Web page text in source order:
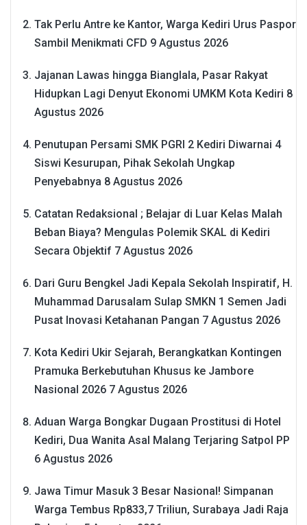
Tak Perlu Antre ke Kantor, Warga Kediri Urus Paspor
Sambil Menikmati CFD 9 Agustus 2026
Jajanan Lawas hingga Bianglala, Pasar Rakyat
Hidupkan Lagi Denyut Ekonomi UMKM Kota Kediri 8
Agustus 2026
Penutupan Persami SMK PGRI 2 Kediri Diwarnai 4
Siswi Kesurupan, Pihak Sekolah Ungkap
Penyebabnya 8 Agustus 2026
Catatan Redaksional ; Belajar di Luar Kelas Malah
Beban Biaya? Mengulas Polemik SKAL di Kediri
Secara Objektif 7 Agustus 2026
Dari Guru Bengkel Jadi Kepala Sekolah Inspiratif, H.
Muhammad Darusalam Sulap SMKN 1 Semen Jadi
Pusat Inovasi Ketahanan Pangan 7 Agustus 2026
Kota Kediri Ukir Sejarah, Berangkatkan Kontingen
Pramuka Berkebutuhan Khusus ke Jambore
Nasional 2026 7 Agustus 2026
Aduan Warga Bongkar Dugaan Prostitusi di Hotel
Kediri, Dua Wanita Asal Malang Terjaring Satpol PP
6 Agustus 2026
Jawa Timur Masuk 3 Besar Nasional! Simpanan
Warga Tembus Rp833,7 Triliun, Surabaya Jadi Raja